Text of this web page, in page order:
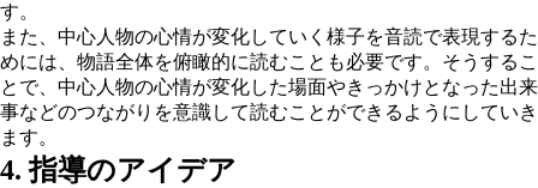
す。
また、中心人物の心情が変化していく様子を音読で表現するた
めには、物語全体を俯瞰的に読むことも必要です。そうするこ
とで、中心人物の心情が変化した場面やきっかけとなった出来
事などのつながりを意識して読むことができるようにしていき
ます。
4. 指導のアイデア